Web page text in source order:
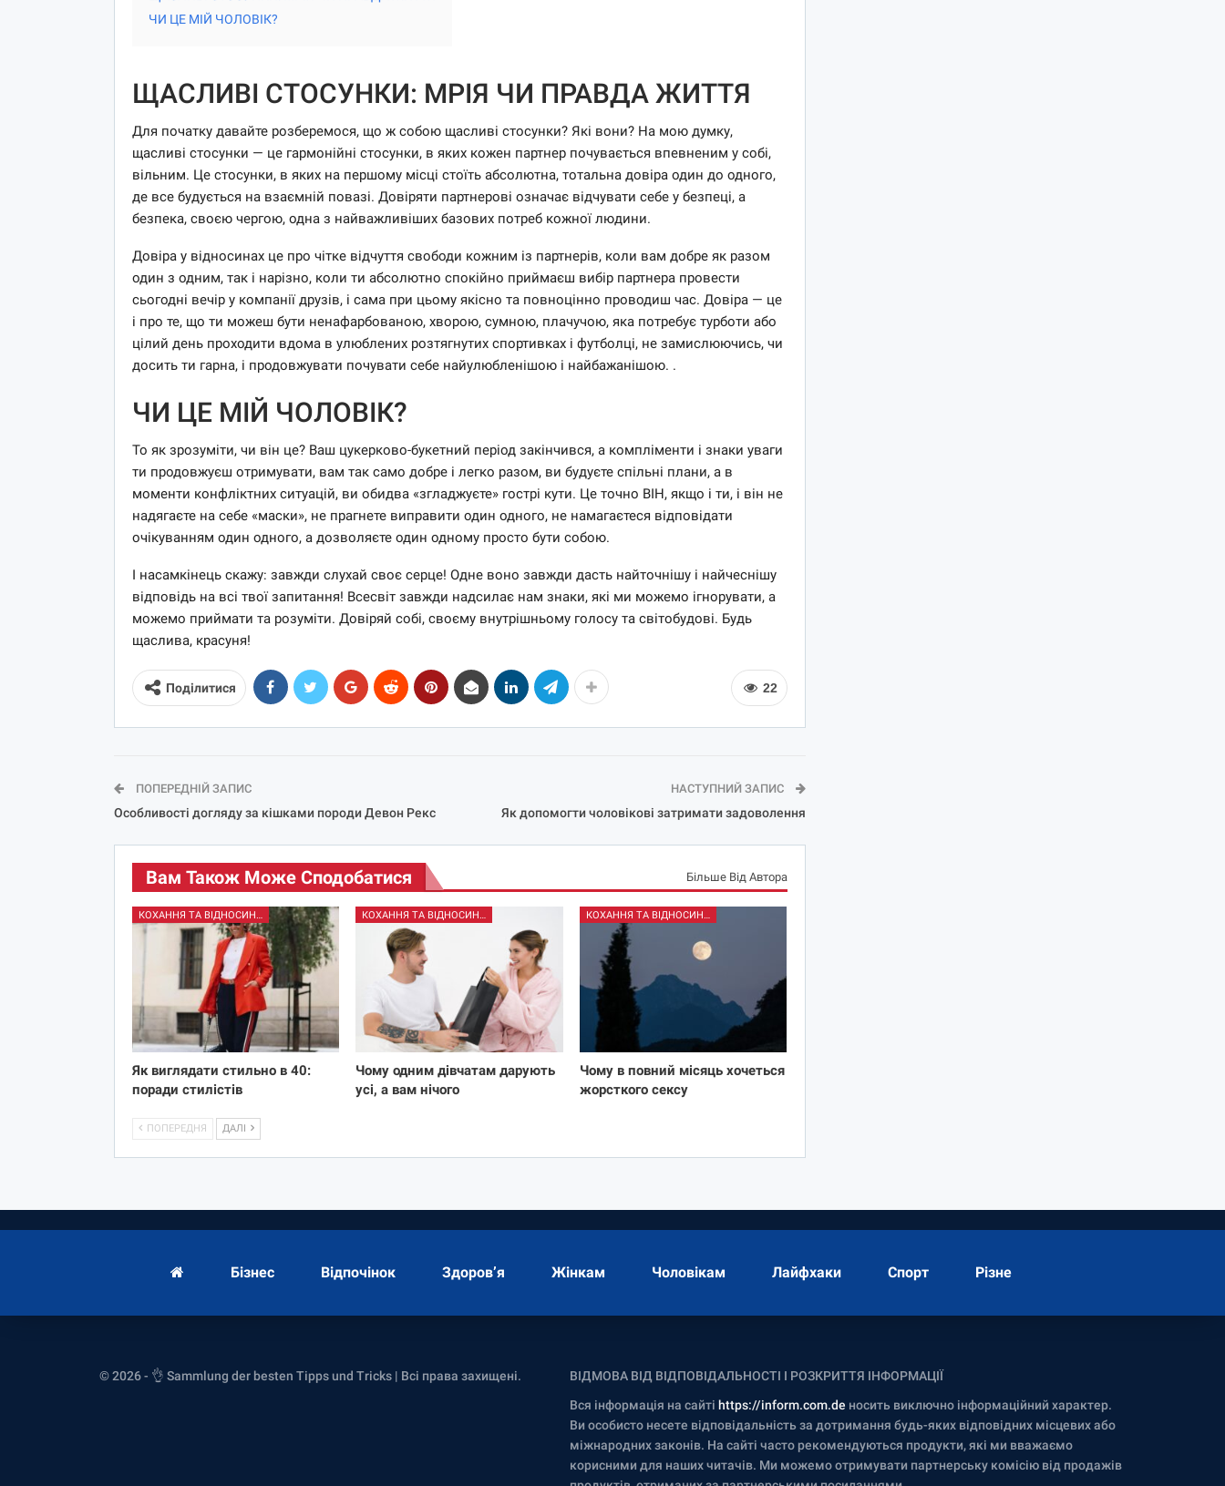
ЧИ ЦЕ МІЙ ЧОЛОВІК?
ЩАСЛИВІ СТОСУНКИ: МРІЯ ЧИ ПРАВДА ЖИТТЯ
Для початку давайте розберемося, що ж собою щасливі стосунки? Які вони? На мою думку,
щасливі стосунки — це гармонійні стосунки, в яких кожен партнер почувається впевненим у собі,
вільним. Це стосунки, в яких на першому місці стоїть абсолютна, тотальна довіра один до одного,
де все будується на взаємній повазі. Довіряти партнерові означає відчувати себе у безпеці, а
безпека, своєю чергою, одна з найважливіших базових потреб кожної людини.
Довіра у відносинах це про чітке відчуття свободи кожним із партнерів, коли вам добре як разом
один з одним, так і нарізно, коли ти абсолютно спокійно приймаєш вибір партнера провести
сьогодні вечір у компанії друзів, і сама при цьому якісно та повноцінно проводиш час. Довіра — це
і про те, що ти можеш бути ненафарбованою, хворою, сумною, плачучою, яка потребує турботи або
цілий день проходити вдома в улюблених розтягнутих спортивках і футболці, не замислюючись, чи
досить ти гарна, і продовжувати почувати себе найулюбленішою і найбажанішою. .
ЧИ ЦЕ МІЙ ЧОЛОВІК?
То як зрозуміти, чи він це? Ваш цукерково-букетний період закінчився, а компліменти і знаки уваги
ти продовжуєш отримувати, вам так само добре і легко разом, ви будуєте спільні плани, а в
моменти конфліктних ситуацій, ви обидва «згладжуєте» гострі кути. Це точно ВІН, якщо і ти, і він не
надягаєте на себе «маски», не прагнете виправити один одного, не намагаєтеся відповідати
очікуванням один одного, а дозволяєте один одному просто бути собою.
І насамкінець скажу: завжди слухай своє серце! Одне воно завжди дасть найточнішу і найчеснішу
відповідь на всі твої запитання! Всесвіт завжди надсилає нам знаки, які ми можемо ігнорувати, а
можемо приймати та розуміти. Довіряй собі, своєму внутрішньому голосу та світобудові. Будь
щаслива, красуня!
22
Поділитися
ПОПЕРЕДНІЙ ЗАПИС
Особливості догляду за кішками породи Девон Рекс
НАСТУПНИЙ ЗАПИС
Як допомогти чоловікові затримати задоволення
Вам Також Може Сподобатися Більше Від Автора
КОХАННЯ ТА ВІДНОСИНИ
Як виглядати стильно в 40:
поради стилістів
КОХАННЯ ТА ВІДНОСИНИ
Чому одним дівчатам дарують
усі, а вам нічого
КОХАННЯ ТА ВІДНОСИНИ
Чому в повний місяць хочеться
жорсткого сексу
ПОПЕРЕДНЯ ДАЛІ
Бізнес Відпочінок Здоров’я Жінкам Чоловікам Лайфхаки Спорт Різне
© 2026 - 👌 Sammlung der besten Tipps und Tricks | Всі права захищені.
ВІДМОВА ВІД ВІДПОВІДАЛЬНОСТІ І РОЗКРИТТЯ ІНФОРМАЦІЇ
Вся інформація на сайті https://inform.com.de носить виключно інформаційний характер.
Ви особисто несете відповідальність за дотримання будь-яких відповідних місцевих або
міжнародних законів. На сайті часто рекомендуються продукти, які ми вважаємо
корисними для наших читачів. Ми можемо отримувати партнерську комісію від продажів